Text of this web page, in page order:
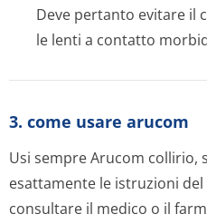
Deve pertanto evitare il
le lenti a contatto
3. come usare arucom
Usi sempre Arucom collirio,
esattamente le istruzioni
consultare il medico o il